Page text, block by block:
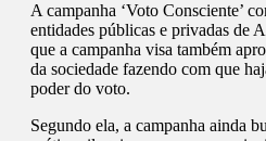
A campanha ‘Voto Consciente’
entidades públicas e privadas de
que a campanha visa também
da sociedade fazendo com que
poder do voto.
Segundo ela, a campanha ainda